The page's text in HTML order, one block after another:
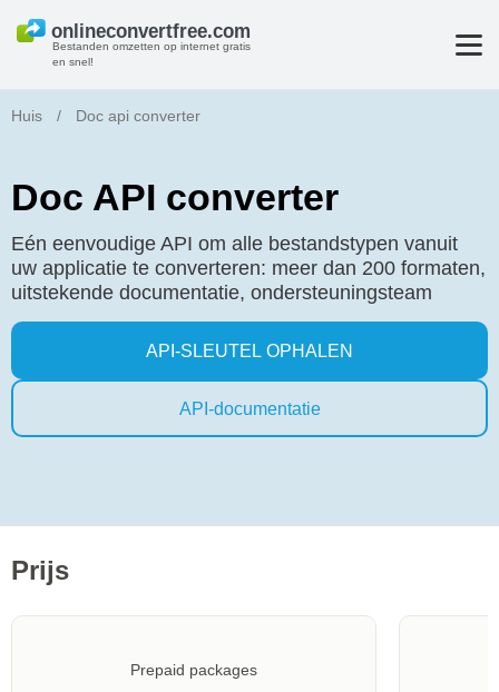
Bestanden omzetten op internet gratis
en snel!
Huis / Doc api converter
Doc API converter
Eén eenvoudige API om alle bestandstypen vanuit
uw applicatie te converteren: meer dan 200 formaten,
uitstekende documentatie, ondersteuningsteam
API-SLEUTEL OPHALEN
API-documentatie
Prijs
Prepaid packages